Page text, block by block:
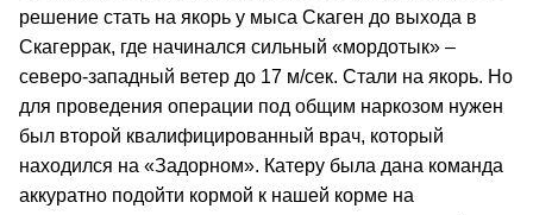
решение стать на якорь у мыса Скаген до выхода в
Скагеррак, где начинался сильный «мордотык» –
северо-западный ветер до 17 м/сек. Стали на якорь. Но
для проведения операции под общим наркозом нужен
был второй квалифицированный врач, который
находился на «Задорном». Катеру была дана команда
аккуратно подойти кормой к нашей корме на